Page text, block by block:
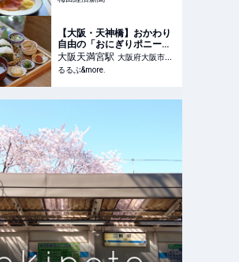
【大阪・天神橋】おかわり
自由の「おにぎりポニーテ
ール」は、おにぎり＆多彩
な小鉢でリピーター急増
中！｜るるぶ&more.
大阪天満宮駅 大阪府大阪市北
区
るるぶ&more.